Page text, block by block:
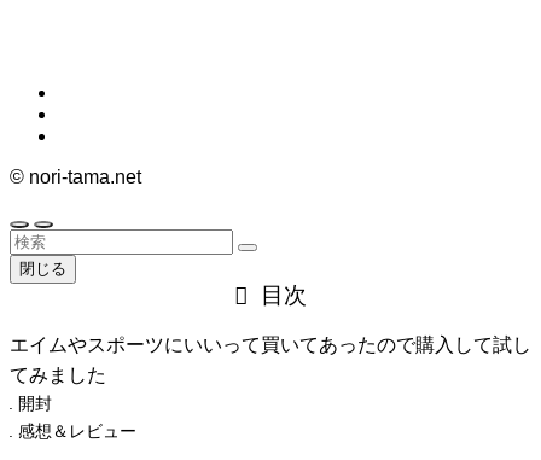
© nori-tama.net
閉じる
目次
エイムやスポーツにいいって買いてあったので購入して試し
てみました
開封
感想＆レビュー